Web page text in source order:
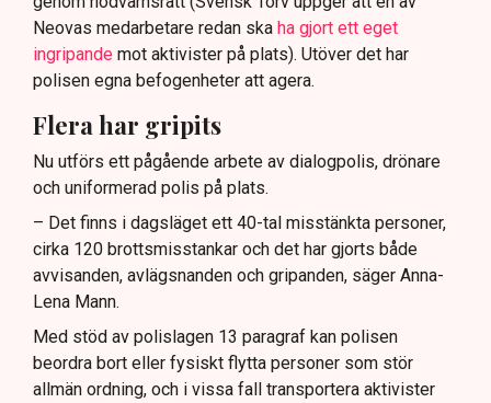
Neovas medarbetare redan ska ha gjort ett eget
ingripande mot aktivister på plats). Utöver det har
polisen egna befogenheter att agera.
Flera har gripits
Nu utförs ett pågående arbete av dialogpolis, drönare
och uniformerad polis på plats.
– Det finns i dagsläget ett 40-tal misstänkta personer,
cirka 120 brottsmisstankar och det har gjorts både
avvisanden, avlägsnanden och gripanden, säger Anna-
Lena Mann.
Med stöd av polislagen 13 paragraf kan polisen
beordra bort eller fysiskt flytta personer som stör
allmän ordning, och i vissa fall transportera aktivister